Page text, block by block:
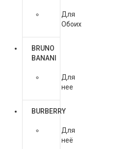
Для
Обоих
BRUNO
BANANI
Для
нее
BURBERRY
Для
неё